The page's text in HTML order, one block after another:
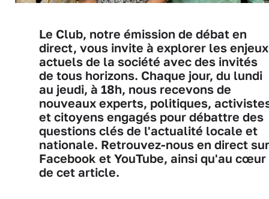
Le Club, notre émission de débat en
direct, vous invite à explorer les enjeux
actuels de la société avec des invités
de tous horizons. Chaque jour, du lundi
au jeudi, à 18h, nous recevons de
nouveaux experts, politiques,
et citoyens engagés pour débattre des
questions clés de l'actualité locale et
nationale. Retrouvez-nous en direct sur
Facebook et YouTube, ainsi qu'au cœur
de cet article.